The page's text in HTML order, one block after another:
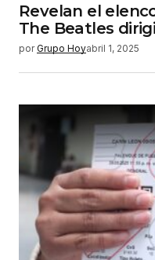
Revelan el
The Beatles
por Grupo Hoyabril 1, 2025